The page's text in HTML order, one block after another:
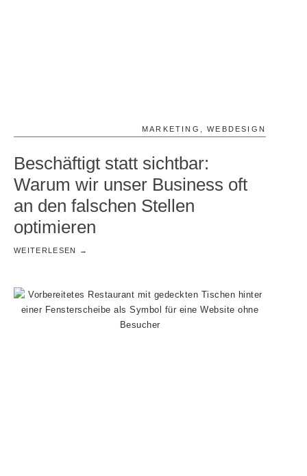
MARKETING ,WEBDESIGN
Beschäftigt statt sichtbar:
Warum wir unser Business oft
an den falschen Stellen
optimieren
WEITERLESEN →